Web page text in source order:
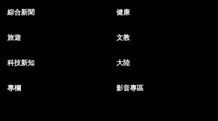
綜合新聞 健康
旅遊 文教
科技新知 大陸
專欄 影音專區